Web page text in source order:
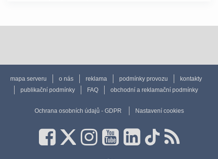
mapa serveru o nás reklama podmínky provozu
kontakty
publikační podmínky
FAQ obchodní a reklamační podmínky
Ochrana osobních údajů - GDPR Nastavení cookies